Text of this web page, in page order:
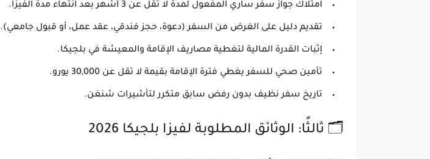
امتلاك جواز سفر ساري المفعول لمدة لا تقل عن 3 أشهر بعد انتهاء مدة الفيزا.
تقديم دليل على الغرض من السفر(دعوة، حجز فندقي، عقد عمل، أو قبول جامعي).
إثبات القدرة المالية لتغطية مصاريف الإقامة والمعيشة في بلجيكا.
تأمين صحي للسفريغطي فترة الإقامة بقيمة لا تقل عن 30,000 يورو.
تاريخ سفر نظيف بدون رفض سابق متكرر لتأشيرات شنغن.
🗂️ ثالثًا: الوثائق المطلوبة لفيزا بلجيكا 2026